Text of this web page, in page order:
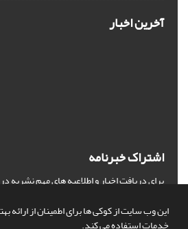
این وب سایت از کوکی ها برای اطمینان از ارائه
خدمات استفاده می کند.
آخرین اخبار
اشتراک خبرنامه
برای دریافت اخبار و اطلاعیه های مهم